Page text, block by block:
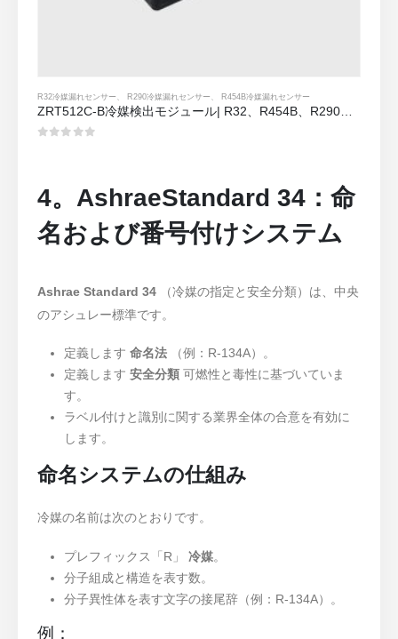
R32冷媒漏れセンサー R290冷媒漏れセンサー R454B冷媒漏れセンサー
4。AshraeStandard 34：命
名および番号付けシステム
Ashrae Standard 34 （冷媒の指定と安全分類）は、中央
のアシュレー標準です。
定義します 命名法（例：R-134A）。
定義します 安全分類可燃性と毒性に基づいていま
す。
ラベル付けと識別に関する業界全体の合意を有効に
します。
命名システムの仕組み
冷媒の名前は次のとおりです。
プレフィックス「R」 冷媒。
分子組成と構造を表す数。
分子異性体を表す文字の接尾辞（例：R-134A）。
例：